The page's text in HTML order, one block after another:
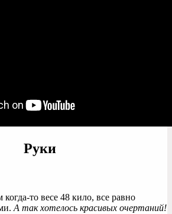
Руки
то весе 48 кило, все равно
А так хотелось красивых очертаний!